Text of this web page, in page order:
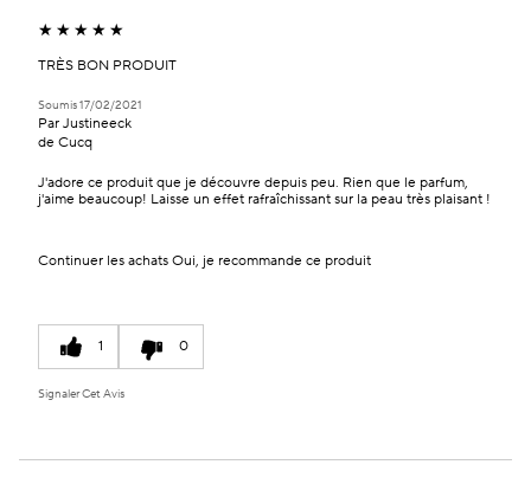
TRÈS BON PRODUIT
Soumis17/02/2021
Par Justineeck
de Cucq
J'adore ce produit que je découvre depuis peu. Rien que le parfum,
j'aime beaucoup! Laisse un effet rafraîchissant sur la peau très plaisant !
Continuer les achats Oui, je recommande ce produit
1 0
Signaler Cet Avis